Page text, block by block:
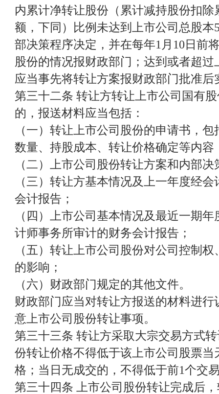
内累计净转让股份（累计减持股份扣
额，下同）比例未达到上市公司总股本
部决策程序决定，并在每年1月10日前
股份的情况报财政部门；达到或者超过
应当事先将转让方案报财政部门批准后
第三十二条 转让方转让上市公司国有
的，报送材料应当包括：
（一）转让上市公司股份的申请书，
数量、持股成本、转让价格确定等内容
（二）上市公司股份转让方案和内部决
（三）转让方基本情况及上一年度经
会计报告；
（四）上市公司基本情况及最近一期
计师事务所审计的财务会计报告；
（五）转让上市公司股份对公司控制
的影响；
（六）财政部门规定的其他文件。
财政部门应当对转让方报送的材料进
意上市公司股份转让事项。
第三十三条 转让方采取大宗交易方式
份转让价格不得低于该上市公司股票当
格；当日无成交的，不得低于前1个交
第三十四条 上市公司股份转让完成后